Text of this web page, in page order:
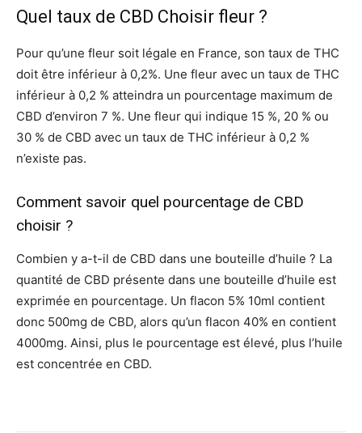
Quel taux de CBD Choisir fleur ?
Pour qu’une fleur soit légale en France, son taux de THC
doit être inférieur à 0,2%. Une fleur avec un taux de THC
inférieur à 0,2 % atteindra un pourcentage maximum de
CBD d’environ 7 %. Une fleur qui indique 15 %, 20 % ou
30 % de CBD avec un taux de THC inférieur à 0,2 %
n’existe pas.
Comment savoir quel pourcentage de CBD
choisir ?
Combien y a-t-il de CBD dans une bouteille d’huile ? La
quantité de CBD présente dans une bouteille d’huile est
exprimée en pourcentage. Un flacon 5% 10ml contient
donc 500mg de CBD, alors qu’un flacon 40% en contient
4000mg. Ainsi, plus le pourcentage est élevé, plus l’huile
est concentrée en CBD.